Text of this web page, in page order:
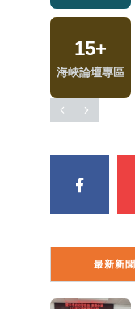
15+
海峽論壇專區
最新新聞